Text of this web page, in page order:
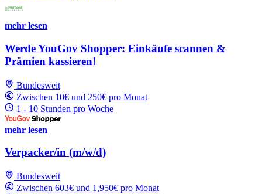
mehr lesen
Werde YouGov Shopper: Einkäufe scannen &
Prämien kassieren!
Bundesweit
Zwischen 10€ und 250€ pro Monat
1 - 10 Stunden pro Woche
mehr lesen
Verpacker/in (m/w/d)
Bundesweit
Zwischen 603€ und 1,950€ pro Monat